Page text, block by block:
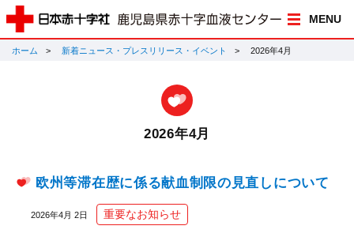
MENU
ホーム 新着ニュース・プレスリリース・イベント 2026年4月
2026年4月
欧州等滞在歴に係る献血制限の見直しについて
2026年4月 2日 重要なお知らせ